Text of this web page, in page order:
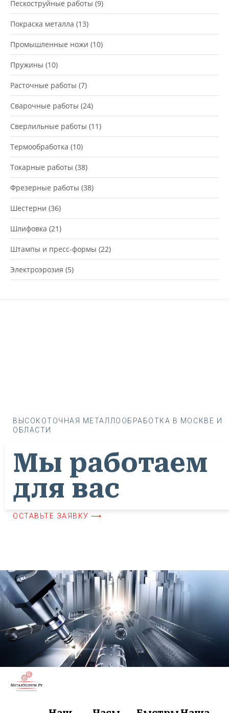
Пескоструйные работы (9)
Покраска металла (13)
Промышленные ножи (10)
Пружины (10)
Расточные работы (7)
Сварочные работы (24)
Сверлильные работы (11)
Термообработка (10)
Токарные работы (38)
Фрезерные работы (38)
Шестерни (36)
Шлифовка (21)
Штампы и пресс-формы (22)
Электроэрозия (5)
ВЫСОКОТОЧНАЯ МЕТАЛЛООБРАБОТКА В МОСКВЕ И
ОБЛАСТИ
Мы работаем
для вас
ОСТАВЬТЕ ЗАЯВКУ ⟶